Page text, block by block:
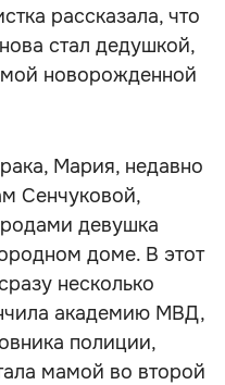
рассказала, что
стал дедушкой,
новорожденной
Мария, недавно
Сенчуковой,
девушка
доме. В этот
несколько
академию МВД,
полиции,
мамой во второй